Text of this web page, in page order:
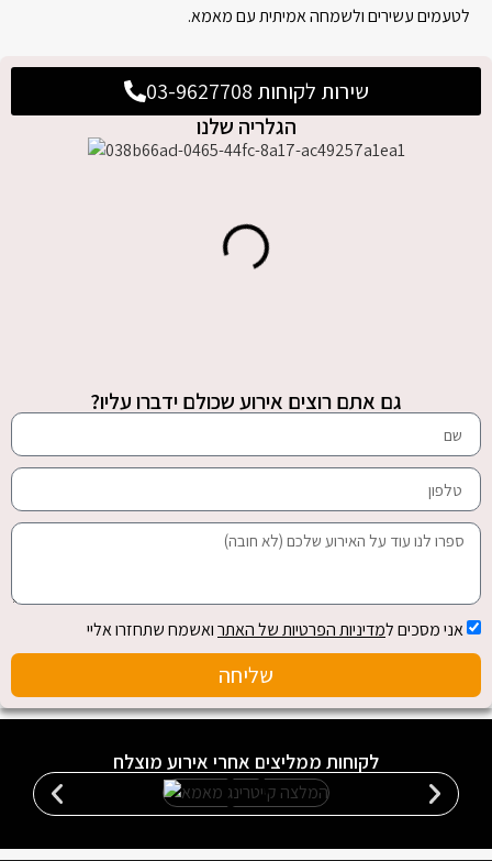
שירות לקוחות 03-9627708
הגלריה שלנו
גם אתם רוצים אירוע שכולם ידברו עליו?
אני מסכים למדיניות הפרטיות של האתרואשמח שתחזרו אליי
שליחה
לטעמים עשירים ולשמחה אמיתית עם מאמא.
לקוחות ממליצים אחרי אירוע מוצלח